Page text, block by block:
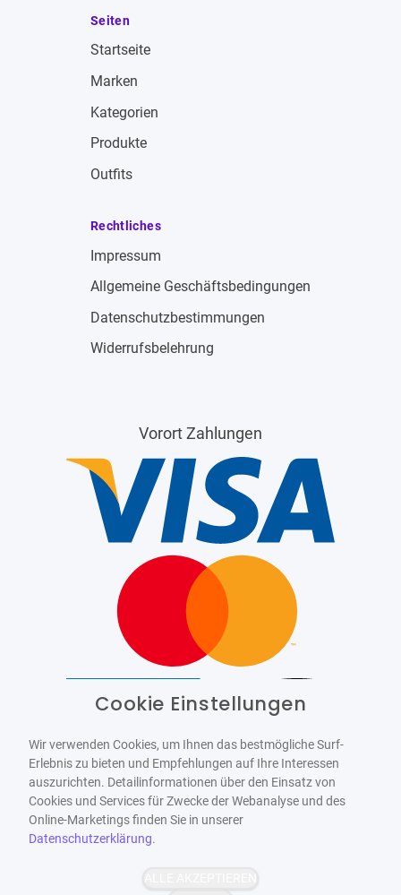
Seiten
Startseite
Marken
Kategorien
Produkte
Outfits
Rechtliches
Impressum
Allgemeine Geschäftsbedingungen
Datenschutzbestimmungen
Widerrufsbelehrung
Vorort Zahlungen
WCAG-2.1-AA
Cookie Einstellungen
Wir verwenden Cookies, um Ihnen das bestmögliche Surf-
Erlebnis zu bieten und Empfehlungen auf Ihre Interessen
auszurichten. Detailinformationen über den Einsatz von
Cookies und Services für Zwecke der Webanalyse und des
Online-Marketings finden Sie in unserer
Datenschutzerklärung.
ALLE AKZEPTIEREN